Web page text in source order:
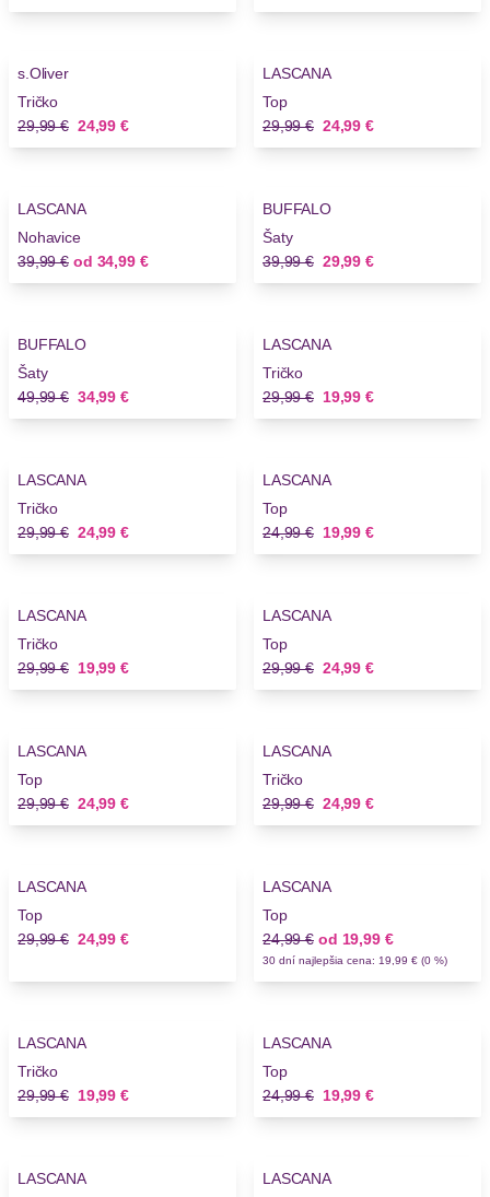
s.Oliver
Tričko
Stará cena
29,99 € Nová cena
24,99 €
LASCANA
Top
Stará cena
29,99 € Nová cena
24,99 €
LASCANA
Nohavice
Stará cena
39,99 € odNová cena
34,99 €
Novinky
BUFFALO
Šaty
Stará cena
39,99 € Nová cena
29,99 €
Novinky
BUFFALO
Šaty
Stará cena
49,99 € Nová cena
34,99 €
LASCANA
Tričko
Stará cena
29,99 € Nová cena
19,99 €
LASCANA
Tričko
Stará cena
29,99 € Nová cena
24,99 €
LASCANA
Top
Stará cena
24,99 € Nová cena
19,99 €
LASCANA
Tričko
Stará cena
29,99 € Nová cena
19,99 €
LASCANA
Top
Stará cena
29,99 € Nová cena
24,99 €
LASCANA
Top
Stará cena
29,99 € Nová cena
24,99 €
LASCANA
Tričko
Stará cena
29,99 € Nová cena
24,99 €
LASCANA
Top
Stará cena
29,99 € Nová cena
24,99 €
LASCANA
Top
Stará cena
24,99 € odNová cena
19,99 €
30 dní najlepšia cena: 19,99 € (0 %)
LASCANA
Tričko
Stará cena
29,99 € Nová cena
19,99 €
Novinky
LASCANA
Top
Stará cena
24,99 € Nová cena
19,99 €
Novinky
LASCANA
LASCANA